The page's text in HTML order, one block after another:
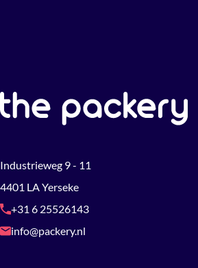
Industrieweg 9 - 11
4401 LA Yerseke
+31 6 25526143
info@packery.nl